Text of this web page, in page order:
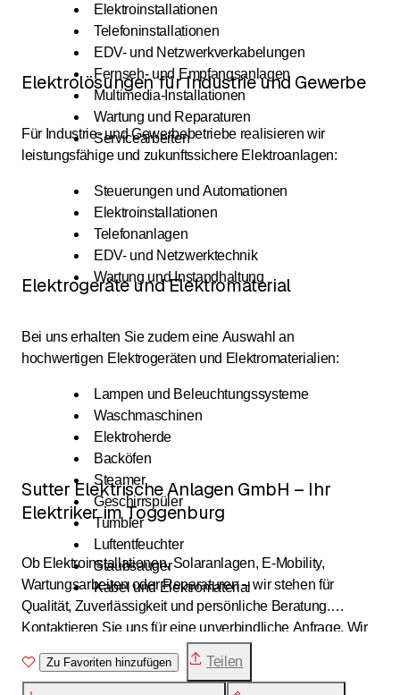
Elektroinstallationen
Telefoninstallationen
EDV- und Netzwerkverkabelungen
Fernseh- und Empfangsanlagen
Multimedia-Installationen
Wartung und Reparaturen
Servicearbeiten
Elektrolösungen für Industrie und Gewerbe
Für Industrie- und Gewerbebetriebe realisieren wir
leistungsfähige und zukunftssichere Elektroanlagen:
Steuerungen und Automationen
Elektroinstallationen
Telefonanlagen
EDV- und Netzwerktechnik
Wartung und Instandhaltung
Elektrogeräte und Elektromaterial
Bei uns erhalten Sie zudem eine Auswahl an
hochwertigen Elektrogeräten und Elektromaterialien:
Lampen und Beleuchtungssysteme
Waschmaschinen
Elektroherde
Backöfen
Steamer
Geschirrspüler
Tumbler
Luftentfeuchter
Staubsauger
Kabel und Elektromaterial
Sutter Elektrische Anlagen GmbH – Ihr
Elektriker im Toggenburg
Ob Elektroinstallationen, Solaranlagen, E-Mobility,
Wartungsarbeiten oder Reparaturen – wir stehen für
Qualität, Zuverlässigkeit und persönliche Beratung.
Kontaktieren Sie uns für eine unverbindliche Anfrage. Wir
freuen uns darauf, Ihr Projekt gemeinsam mit Ihnen zu
realisieren.
Zu Favoriten hinzufügen Teilen